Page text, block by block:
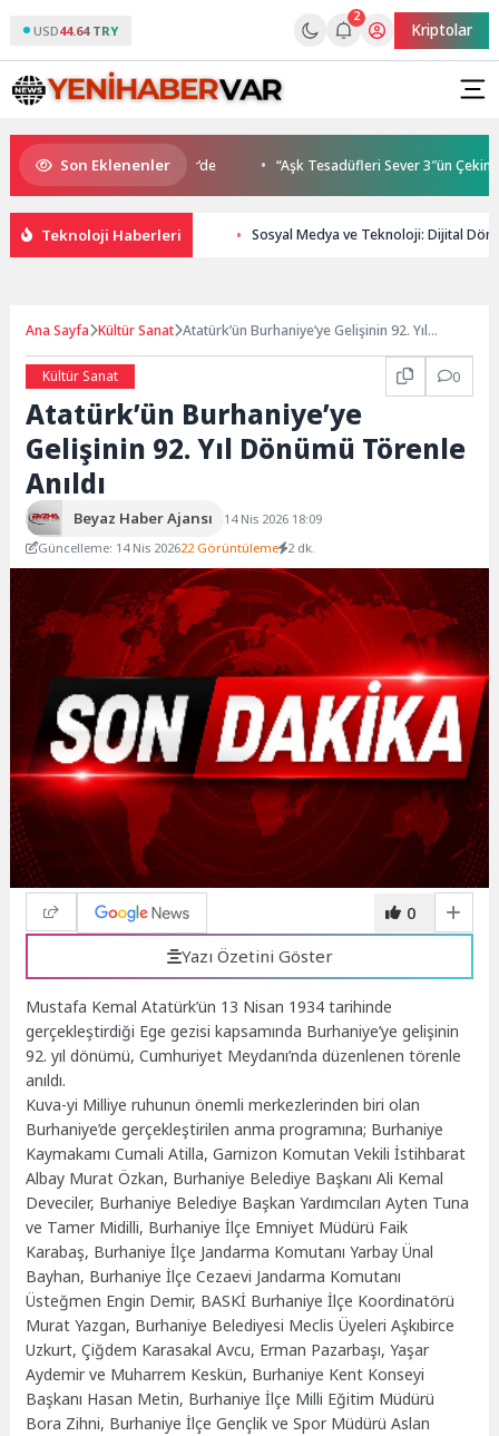
USD44.64 TRY
2
Kriptolar
Son Eklenenler
gençleri İzmir’de “Aşk Tesadüfleri Sever 3″ün Çekimleri
Teknoloji Haberleri Sosyal Medya ve Teknoloji: Dijital
Ana Sayfa Kültür Sanat Atatürk’ün Burhaniye’ye Gelişinin 92. Yıl
Kültür Sanat
0
Atatürk’ün Burhaniye’ye
Gelişinin 92. Yıl Dönümü Törenle
Anıldı
Beyaz Haber Ajansı
14 Nis 2026 18:09
Güncelleme: 14 Nis 202622 Görüntüleme 2 dk.
0
Yazı Özetini Göster
Mustafa Kemal Atatürk’ün 13 Nisan 1934 tarihinde
gerçekleştirdiği Ege gezisi kapsamında Burhaniye’ye gelişinin
92. yıl dönümü, Cumhuriyet Meydanı’nda düzenlenen törenle
anıldı.
Kuva-yi Milliye ruhunun önemli merkezlerinden biri olan
Burhaniye’de gerçekleştirilen anma programına; Burhaniye
Kaymakamı Cumali Atilla, Garnizon Komutan Vekili İstihbarat
Albay Murat Özkan, Burhaniye Belediye Başkanı Ali Kemal
Deveciler, Burhaniye Belediye Başkan Yardımcıları Ayten Tuna
ve Tamer Midilli, Burhaniye İlçe Emniyet Müdürü Faik
Karabaş, Burhaniye İlçe Jandarma Komutanı Yarbay Ünal
Bayhan, Burhaniye İlçe Cezaevi Jandarma Komutanı
Üsteğmen Engin Demir, BASKİ Burhaniye İlçe Koordinatörü
Murat Yazgan, Burhaniye Belediyesi Meclis Üyeleri Aşkıbirce
Uzkurt, Çiğdem Karasakal Avcu, Erman Pazarbaşı, Yaşar
Aydemir ve Muharrem Keskün, Burhaniye Kent Konseyi
Başkanı Hasan Metin, Burhaniye İlçe Milli Eğitim Müdürü
Bora Zihni, Burhaniye İlçe Gençlik ve Spor Müdürü Aslan